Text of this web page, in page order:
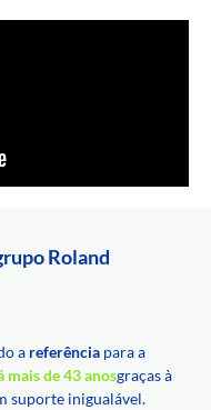
Roland
a referência para a
mais de 43 anosgraças à
suporte inigualável.